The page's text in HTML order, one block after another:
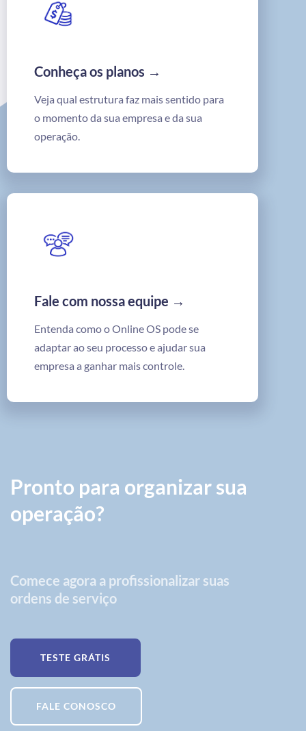
Conheça os planos →
Veja qual estrutura faz mais sentido para
o momento da sua empresa e da sua
operação.
Fale com nossa equipe →
Entenda como o Online OS pode se
adaptar ao seu processo e ajudar sua
empresa a ganhar mais controle.
Pronto para organizar sua
operação?
Comece agora a profissionalizar suas
ordens de serviço
TESTE GRÁTIS
FALE CONOSCO